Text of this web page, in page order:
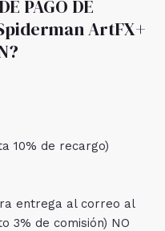
PAGO DE
ArtFX+
10% de recargo)
entrega al correo al
3% de comisión) NO